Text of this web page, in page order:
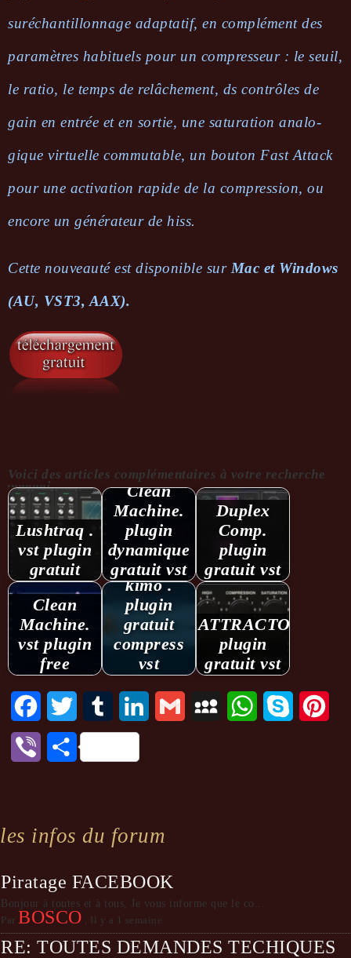
suréchan­tillon­nage adap­ta­tif, en complé­ment des
para­mètres habi­tuels pour un compres­seur : le seuil,
le ratio, le temps de relâ­che­ment, ds contrôles de
gain en entrée et en sortie, une satu­ra­tion analo­
gique virtuelle commu­table, un bouton Fast Attack
pour une acti­va­tion rapide de la compres­sion, ou
encore un géné­ra­teur de hiss.
Cette nouveauté est dispo­nible surMac et Windows
(AU, VST3, AAX).
Voici des articles complémentaires à votre recherche
...........:
Lushtraq .
vst plugin
gratuit
Clean
Machine.
plugin
dynamique
gratuit vst
Duplex
Comp.
plugin
gratuit vst
Clean
Machine.
vst plugin
free
Kompres­
kimo .
plugin
gratuit
compress
vst
ATTRACTOR.
plugin
gratuit vst
FacebookTwitter Tumblr LinkedInGmail MySpaceWhatsAppSkype
Viber Partager
les infos du forum
Piratage FACEBOOK
Bonjour à toutes et à tous, Je vous informe que le co...
Par BOSCO , Il y a 1 semaine
RE: TOUTES DEMANDES TECHIQUES